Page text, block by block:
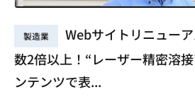
製造業
Webサイトリニュー
数2倍以上！“レーザー精密溶
ンテンツで表...